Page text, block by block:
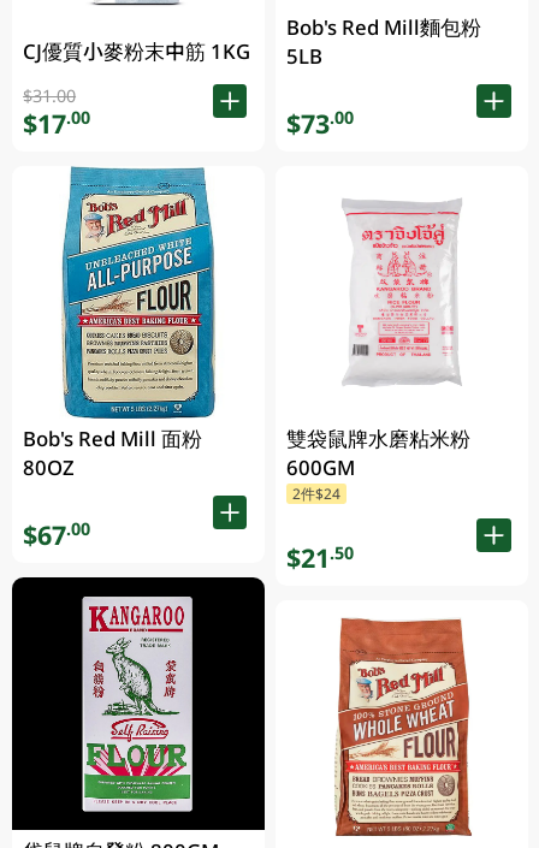
CJ優質小麥粉末中筋 1KG
$31.00
$17.00
Bob's Red Mill 面粉
80OZ
$67.00
Bob's Red Mill麵包粉
5LB
$73.00
雙袋鼠牌水磨粘米粉
600GM
2件$24
$21.50